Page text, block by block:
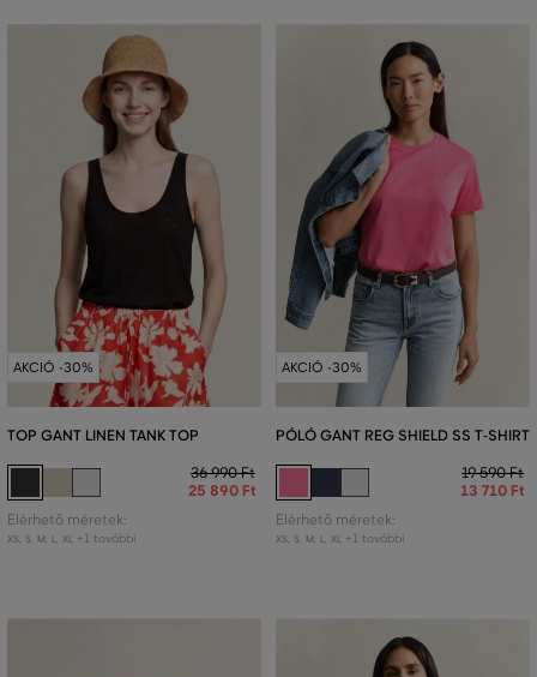
AKCIÓ -30%
TOP GANT LINEN TANK TOP
36 990 Ft
25 890 Ft
Elérhető méretek:
XS, S, M L XL +1 további
AKCIÓ -30%
PÓLÓ GANT REG SHIELD SS T-SHIRT
19 590 Ft
13 710 Ft
Elérhető méretek:
XS, S, M L XL +1 további